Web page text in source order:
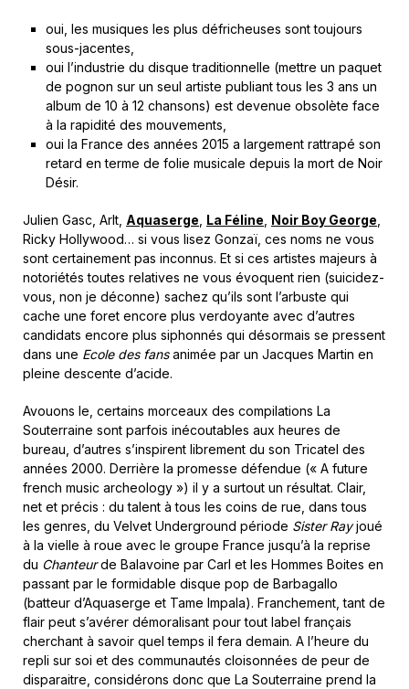
oui, les musiques les plus défricheuses sont toujours
sous-jacentes,
oui l’industrie du disque traditionnelle (mettre un paquet
de pognon sur un seul artiste publiant tous les 3 ans un
album de 10 à 12 chansons) est devenue obsolète face
à la rapidité des mouvements,
oui la France des années 2015 a largement rattrapé son
retard en terme de folie musicale depuis la mort de Noir
Désir.
Julien Gasc, Arlt, Aquaserge La Féline Noir Boy George
Ricky Hollywood… si vous lisez Gonzaï, ces noms ne vous
sont certainement pas inconnus. Et si ces artistes majeurs à
notoriétés toutes relatives ne vous évoquent rien (suicidez-
vous, non je déconne) sachez qu’ils sont l’arbuste qui
cache une foret encore plus verdoyante avec d’autres
candidats encore plus siphonnés qui désormais se pressent
dans une Ecole des fansanimée par un Jacques Martin en
pleine descente d’acide.
Avouons le, certains morceaux des compilations La
Souterraine sont parfois inécoutables aux heures de
bureau, d’autres s’inspirent librement du son Tricatel des
années 2000. Derrière la promesse défendue (« A future
french music archeology ») il y a surtout un résultat. Clair,
net et précis : du talent à tous les coins de rue, dans tous
les genres, du Velvet Underground période Sister Rayjoué
à la vielle à roue avec le groupe France jusqu’à la reprise
du Chanteurde Balavoine par Carl et les Hommes Boites en
passant par le formidable disque pop de Barbagallo
(batteur d’Aquaserge et Tame Impala). Franchement, tant de
flair peut s’avérer démoralisant pour tout label français
cherchant à savoir quel temps il fera demain. A l’heure du
repli sur soi et des communautés cloisonnées de peur de
disparaitre, considérons donc que La Souterraine prend la